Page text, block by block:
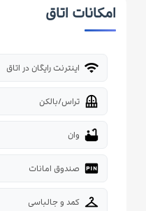
امکانات اتاق
wifi اینترنت رایگان در اتاق
balcony تراس/بالکن
bathtub وان
fiber_pin صندوق امانات
checkroom کمد و جالباسی